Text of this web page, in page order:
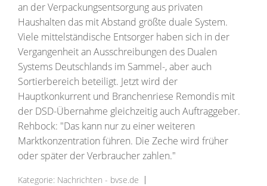
an der Verpackungsentsorgung aus privaten
Haushalten das mit Abstand größte duale System.
Viele mittelständische Entsorger haben sich in der
Vergangenheit an Ausschreibungen des Dualen
Systems Deutschlands im Sammel-, aber auch
Sortierbereich beteiligt. Jetzt wird der
Hauptkonkurrent und Branchenriese Remondis mit
der DSD-Übernahme gleichzeitig auch Auftraggeber.
Rehbock: "Das kann nur zu einer weiteren
Marktkonzentration führen. Die Zeche wird früher
oder später der Verbraucher zahlen."
Kategorie: Nachrichten - bvse.de